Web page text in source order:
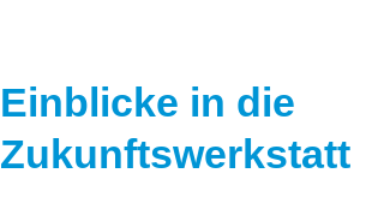
Einblicke in die
Zukunftswerkstatt